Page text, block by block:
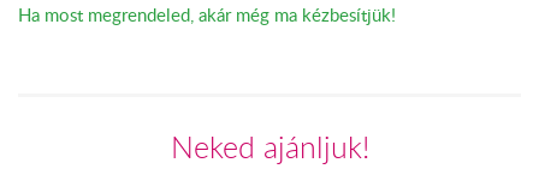
Ha most megrendeled, akár még ma kézbesítjük!
Neked ajánljuk!